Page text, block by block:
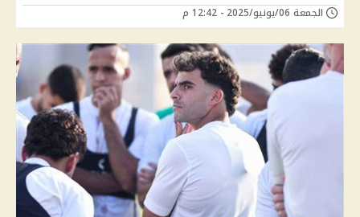
الجمعة 06/يونيو/2025 - 12:42 م